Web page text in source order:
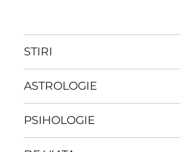
STIRI
ASTROLOGIE
PSIHOLOGIE